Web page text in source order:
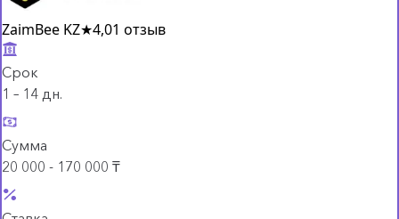
ZaimBee KZ★4,01 отзыв
Срок
1 – 14 дн.
Сумма
20 000 - 170 000 ₸